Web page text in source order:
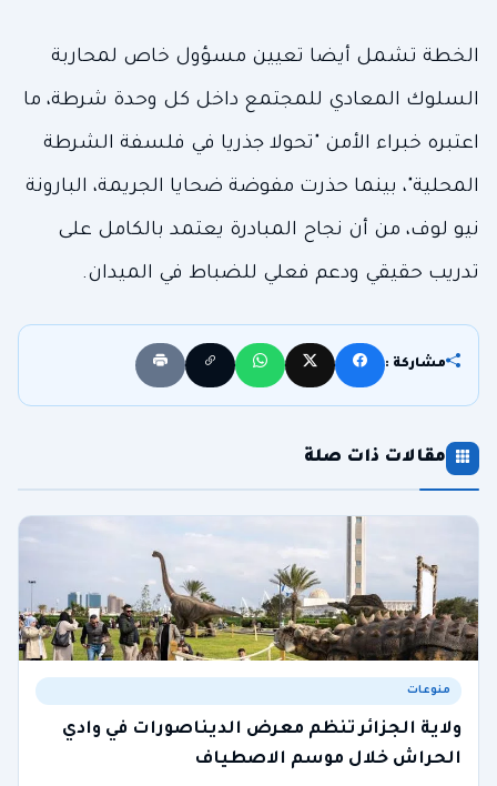
الخطة تشمل أيضا تعيين مسؤول خاص لمحاربة
السلوك المعادي للمجتمع داخل كل وحدة شرطة، ما
اعتبره خبراء الأمن "تحولا جذريا في فلسفة الشرطة
المحلية"، بينما حذرت مفوضة ضحايا الجريمة، البارونة
نيو لوف، من أن نجاح المبادرة يعتمد بالكامل على
تدريب حقيقي ودعم فعلي للضباط في الميدان.
مشاركة :
مقالات ذات صلة
منوعات
ولاية الجزائر تنظم معرض الديناصورات في وادي
الحراش خلال موسم الاصطياف